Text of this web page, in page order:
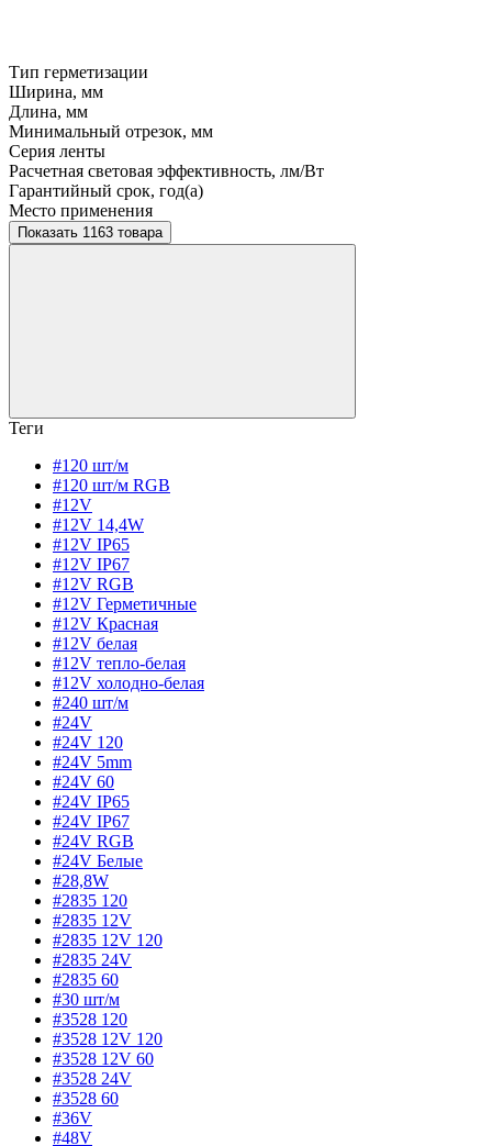
Тип герметизации
Ширина, мм
Длина, мм
Минимальный отрезок, мм
Серия ленты
Расчетная световая эффективность, лм/Вт
Гарантийный срок, год(а)
Место применения
Показать 1163 товара
Теги
#120 шт/м
#120 шт/м RGB
#12V
#12V 14,4W
#12V IP65
#12V IP67
#12V RGB
#12V Герметичные
#12V Красная
#12V белая
#12V тепло-белая
#12V холодно-белая
#240 шт/м
#24V
#24V 120
#24V 5mm
#24V 60
#24V IP65
#24V IP67
#24V RGB
#24V Белые
#28,8W
#2835 120
#2835 12V
#2835 12V 120
#2835 24V
#2835 60
#30 шт/м
#3528 120
#3528 12V 120
#3528 12V 60
#3528 24V
#3528 60
#36V
#48V